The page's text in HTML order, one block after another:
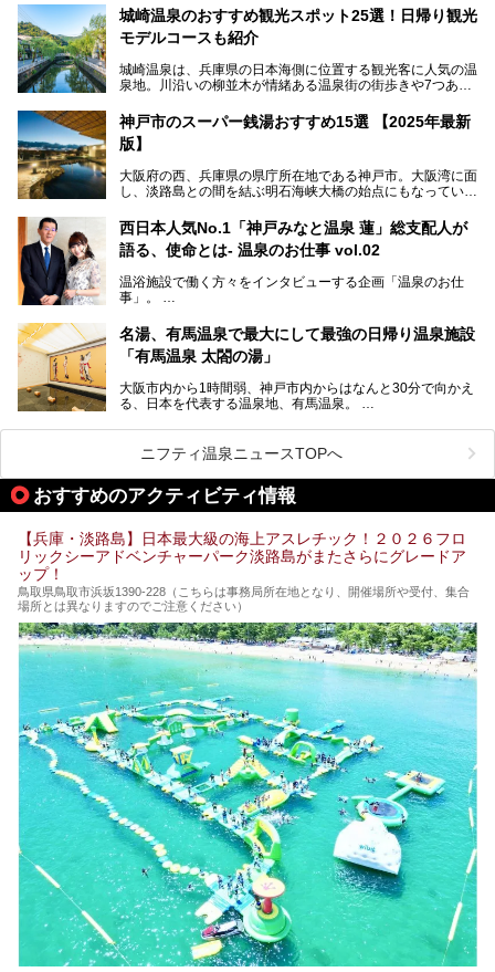
っぱいに浮かぶアヒルちゃん。さらに、ゆったりくつろげて
コワーキングも可能な休憩スペースも人気に。斬新な企画や
設備で人々をアッと驚かせる湊山温泉の魅力をリポートしま
城崎温泉のおすすめ観光スポット25選！日帰り観光
モデルコースも紹介
城崎温泉は、兵庫県の日本海側に位置する観光客に人気の温
泉地。川沿いの柳並木が情緒ある温泉街の街歩きや7つある
られています。鉄道の駅から温泉街が近く、歩いて回るのに
ちょうどよい規模で、日帰りでの訪問にもおすすめです。
の観光スポットをピックアップ。温泉やご当地グルメなどを
盛り込んだ日帰り観光モデルコースも紹介しているので、ぜ
神戸市のスーパー銭湯おすすめ15選 【2025年最新
版】
大阪府の西、兵庫県の県庁所在地である神戸市。大阪湾に面
し、淡路島との間を結ぶ明石海峡大橋の始点にもなっていま
華街をはじめ、きらびやかに発展したハーバーランドなど、
人気観光スポットもめじろ押しです。
そして、温泉好きの視点から見ると、神戸市といえば何とい
湯です。そのお湯をリーズナブルに体験できる健康ランドや
スーパー銭湯があったら……。今回はそんな希望に沿う施設
きます！
西日本人気No.1「神戸みなと温泉 蓮」総支配人が
語る、使命とは- 温泉のお仕事 vol.02
温浴施設で働く方々をインタビューする企画「温泉のお仕
事」。
ング西日本1位、2年連続「ベストオブ宿泊賞」に輝いた
「神戸みなと温泉 蓮」の魅力に迫りました！
名湯、有馬温泉で最大にして最強の日帰り温泉施設
「有馬温泉 太閤の湯」
大阪市内から1時間弱、神戸市内からはなんと30分で向かえ
る、日本を代表する温泉地、有馬温泉。
有名な「金泉」と「銀泉」に加え、人工のの炭酸泉まで楽し
める、ある意味「最強」ともいえる施設です。
今回は自慢のお湯をメインにその魅力の数々を紹介します！
ニフティ温泉ニュースTOPへ
おすすめのアクティビティ情報
【兵庫・淡路島】日本最大級の海上アスレチック！２０２６フロ
リックシーアドベンチャーパーク淡路島がまたさらにグレードア
ップ！
鳥取県鳥取市浜坂1390‐228（こちらは事務局所在地となり、開催場所や受付、集合
場所とは異なりますのでご注意ください）